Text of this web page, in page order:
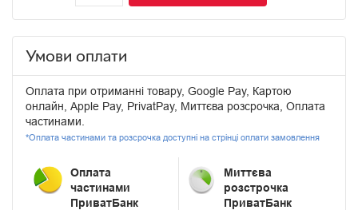
Умови оплати
Оплата при отриманні товару, Google Pay, Картою
онлайн, Apple Pay, PrivatPay, Миттєва розсрочка, Оплата
частинами.
*Оплата частинами та розсрочка доступні на стрінці оплати замовлення
Оплата
частинами
ПриватБанк
Миттєва
розстрочка
ПриватБанк